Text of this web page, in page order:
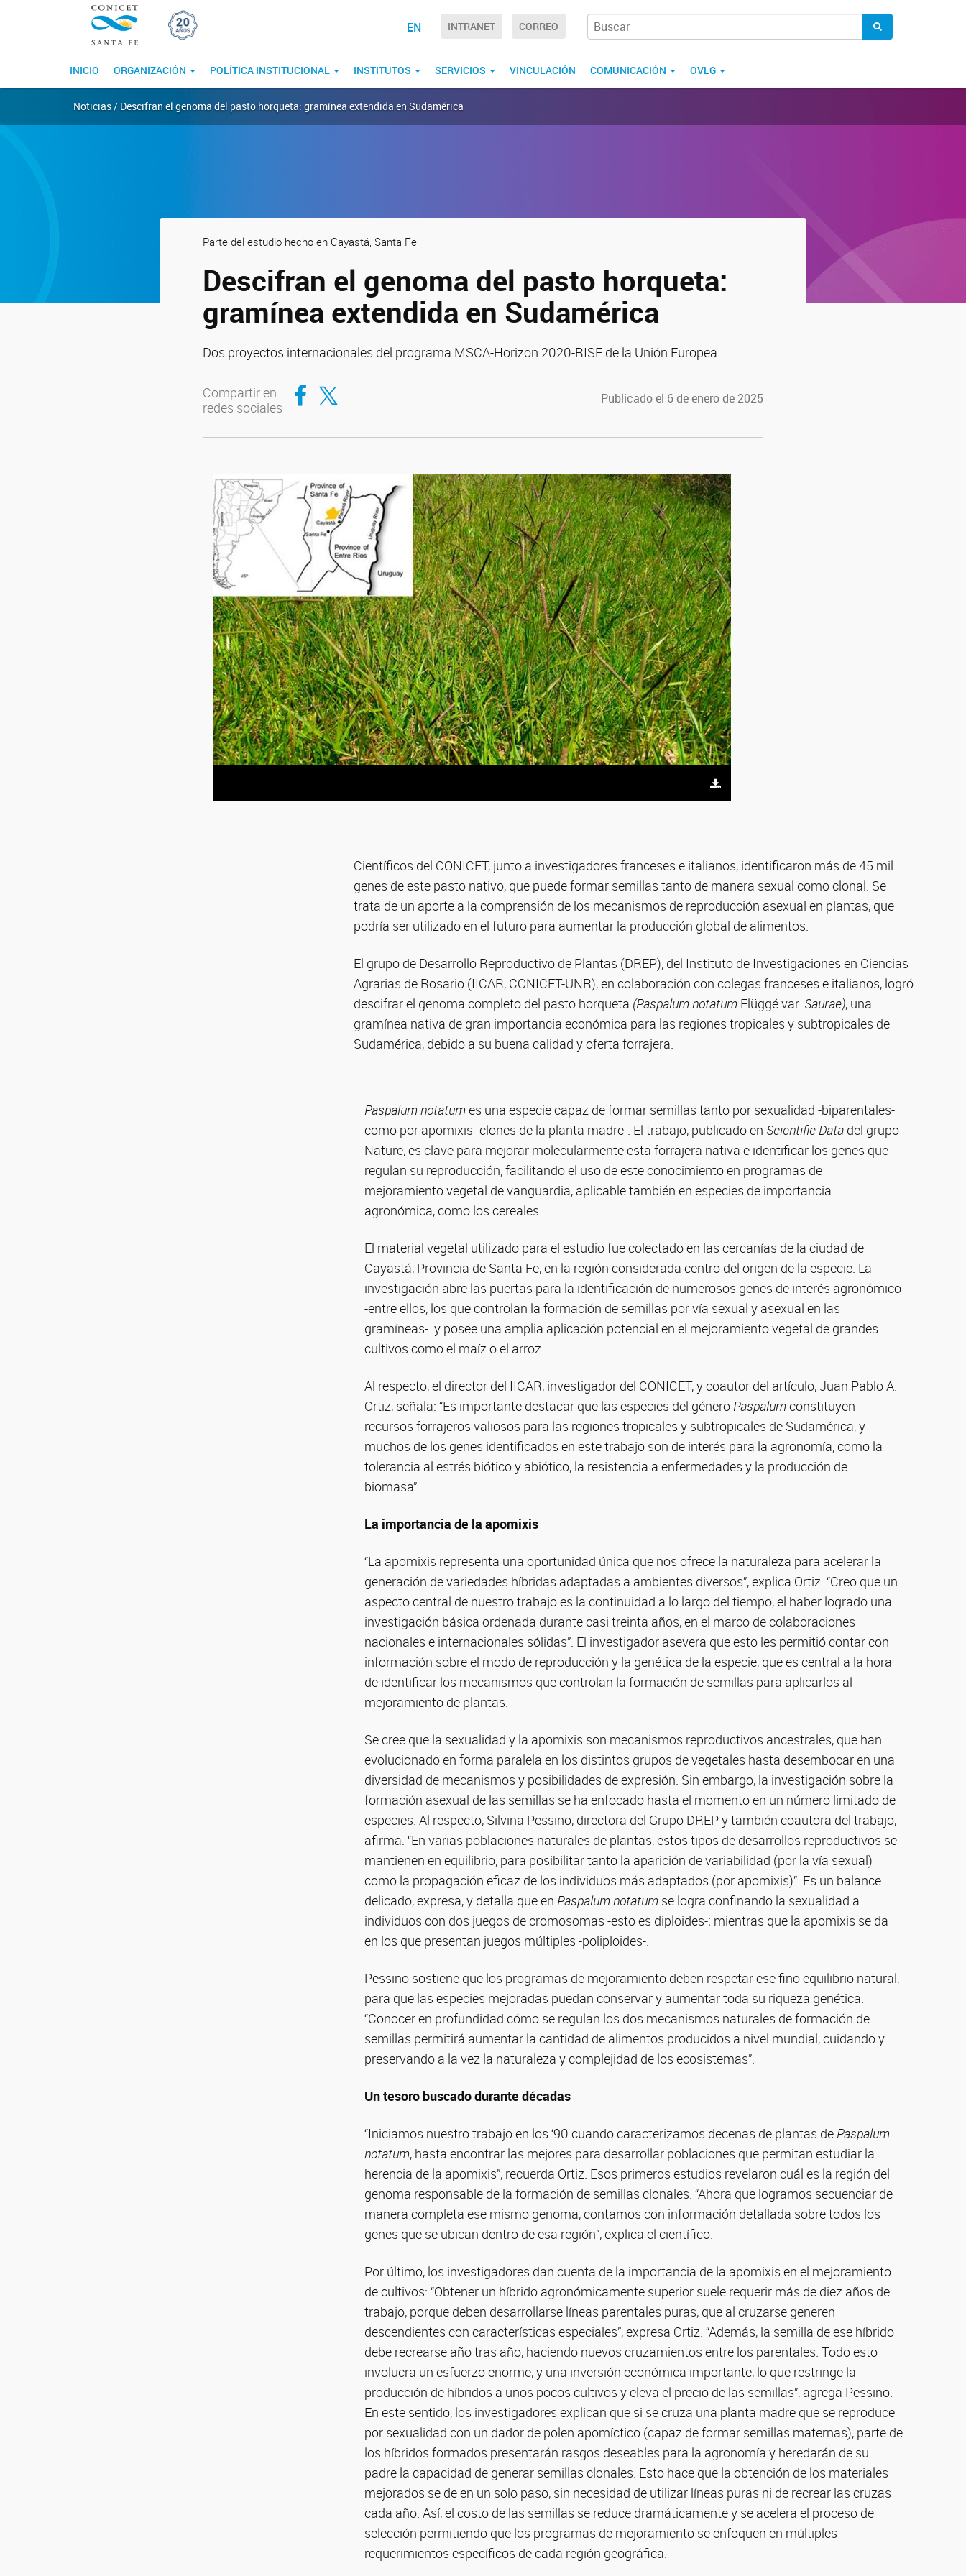
EN INTRANET CORREO
INICIO ORGANIZACIÓN POLÍTICA INSTITUCIONAL INSTITUTOS SERVICIOS VINCULACIÓN COMUNICACIÓN OVLG
Noticias / Descifran el genoma del pasto horqueta: gramínea extendida en Sudamérica
Parte del estudio hecho en Cayastá, Santa Fe
Descifran el genoma del pasto horqueta:
gramínea extendida en Sudamérica
Dos proyectos internacionales del programa MSCA-Horizon 2020-RISE de la Unión Europea.
Compartir en
redes sociales
Compartir en Facebook
Compartir en Twitter Publicado el 6 de enero de 2025
Científicos del CONICET, junto a investigadores franceses e italianos, identificaron más de 45 mil
genes de este pasto nativo, que puede formar semillas tanto de manera sexual como clonal. Se
trata de un aporte a la comprensión de los mecanismos de reproducción asexual en plantas, que
podría ser utilizado en el futuro para aumentar la producción global de alimentos.
El grupo de Desarrollo Reproductivo de Plantas (DREP), del Instituto de Investigaciones en Ciencias
Agrarias de Rosario (IICAR, CONICET-UNR), en colaboración con colegas franceses e italianos, logró
descifrar el genoma completo del pasto horqueta (Paspalum notatum Flüggé var. Saurae), una
gramínea nativa de gran importancia económica para las regiones tropicales y subtropicales de
Sudamérica, debido a su buena calidad y oferta forrajera.
Paspalum notatumes una especie capaz de formar semillas tanto por sexualidad -biparentales-
como por apomixis -clones de la planta madre-. El trabajo, publicado en Scientific Data del grupo
Nature, es clave para mejorar molecularmente esta forrajera nativa e identificar los genes que
regulan su reproducción, facilitando el uso de este conocimiento en programas de
mejoramiento vegetal de vanguardia, aplicable también en especies de importancia
agronómica, como los cereales.
El material vegetal utilizado para el estudio fue colectado en las cercanías de la ciudad de
Cayastá, Provincia de Santa Fe, en la región considerada centro del origen de la especie. La
investigación abre las puertas para la identificación de numerosos genes de interés agronómico
-entre ellos, los que controlan la formación de semillas por vía sexual y asexual en las
gramíneas- y posee una amplia aplicación potencial en el mejoramiento vegetal de grandes
cultivos como el maíz o el arroz.
Al respecto, el director del IICAR, investigador del CONICET, y coautor del artículo, Juan Pablo A.
Ortiz, señala: “Es importante destacar que las especies del género Paspalumconstituyen
recursos forrajeros valiosos para las regiones tropicales y subtropicales de Sudamérica, y
muchos de los genes identificados en este trabajo son de interés para la agronomía, como la
tolerancia al estrés biótico y abiótico, la resistencia a enfermedades y la producción de
biomasa”.
La importancia de la apomixis
“La apomixis representa una oportunidad única que nos ofrece la naturaleza para acelerar la
generación de variedades híbridas adaptadas a ambientes diversos”, explica Ortiz. “Creo que un
aspecto central de nuestro trabajo es la continuidad a lo largo del tiempo, el haber logrado una
investigación básica ordenada durante casi treinta años, en el marco de colaboraciones
nacionales e internacionales sólidas”. El investigador asevera que esto les permitió contar con
información sobre el modo de reproducción y la genética de la especie, que es central a la hora
de identificar los mecanismos que controlan la formación de semillas para aplicarlos al
mejoramiento de plantas.
Se cree que la sexualidad y la apomixis son mecanismos reproductivos ancestrales, que han
evolucionado en forma paralela en los distintos grupos de vegetales hasta desembocar en una
diversidad de mecanismos y posibilidades de expresión. Sin embargo, la investigación sobre la
formación asexual de las semillas se ha enfocado hasta el momento en un número limitado de
especies. Al respecto, Silvina Pessino, directora del Grupo DREP y también coautora del trabajo,
afirma: “En varias poblaciones naturales de plantas, estos tipos de desarrollos reproductivos se
mantienen en equilibrio, para posibilitar tanto la aparición de variabilidad (por la vía sexual)
como la propagación eficaz de los individuos más adaptados (por apomixis)”. Es un balance
delicado, expresa, y detalla que en Paspalum notatum se logra confinando la sexualidad a
individuos con dos juegos de cromosomas -esto es diploides-; mientras que la apomixis se da
en los que presentan juegos múltiples -poliploides-.
Pessino sostiene que los programas de mejoramiento deben respetar ese fino equilibrio natural,
para que las especies mejoradas puedan conservar y aumentar toda su riqueza genética.
“Conocer en profundidad cómo se regulan los dos mecanismos naturales de formación de
semillas permitirá aumentar la cantidad de alimentos producidos a nivel mundial, cuidando y
preservando a la vez la naturaleza y complejidad de los ecosistemas”.
Un tesoro buscado durante décadas
“Iniciamos nuestro trabajo en los ‘90 cuando caracterizamos decenas de plantas de Paspalum
notatum, hasta encontrar las mejores para desarrollar poblaciones que permitan estudiar la
herencia de la apomixis”, recuerda Ortiz. Esos primeros estudios revelaron cuál es la región del
genoma responsable de la formación de semillas clonales. “Ahora que logramos secuenciar de
manera completa ese mismo genoma, contamos con información detallada sobre todos los
genes que se ubican dentro de esa región”, explica el científico.
Por último, los investigadores dan cuenta de la importancia de la apomixis en el mejoramiento
de cultivos: “Obtener un híbrido agronómicamente superior suele requerir más de diez años de
trabajo, porque deben desarrollarse líneas parentales puras, que al cruzarse generen
descendientes con características especiales”, expresa Ortiz. “Además, la semilla de ese híbrido
debe recrearse año tras año, haciendo nuevos cruzamientos entre los parentales. Todo esto
involucra un esfuerzo enorme, y una inversión económica importante, lo que restringe la
producción de híbridos a unos pocos cultivos y eleva el precio de las semillas”, agrega Pessino.
En este sentido, los investigadores explican que si se cruza una planta madre que se reproduce
por sexualidad con un dador de polen apomíctico (capaz de formar semillas maternas), parte de
los híbridos formados presentarán rasgos deseables para la agronomía y heredarán de su
padre la capacidad de generar semillas clonales. Esto hace que la obtención de los materiales
mejorados se de en un solo paso, sin necesidad de utilizar líneas puras ni de recrear las cruzas
cada año. Así, el costo de las semillas se reduce dramáticamente y se acelera el proceso de
selección permitiendo que los programas de mejoramiento se enfoquen en múltiples
requerimientos específicos de cada región geográfica.